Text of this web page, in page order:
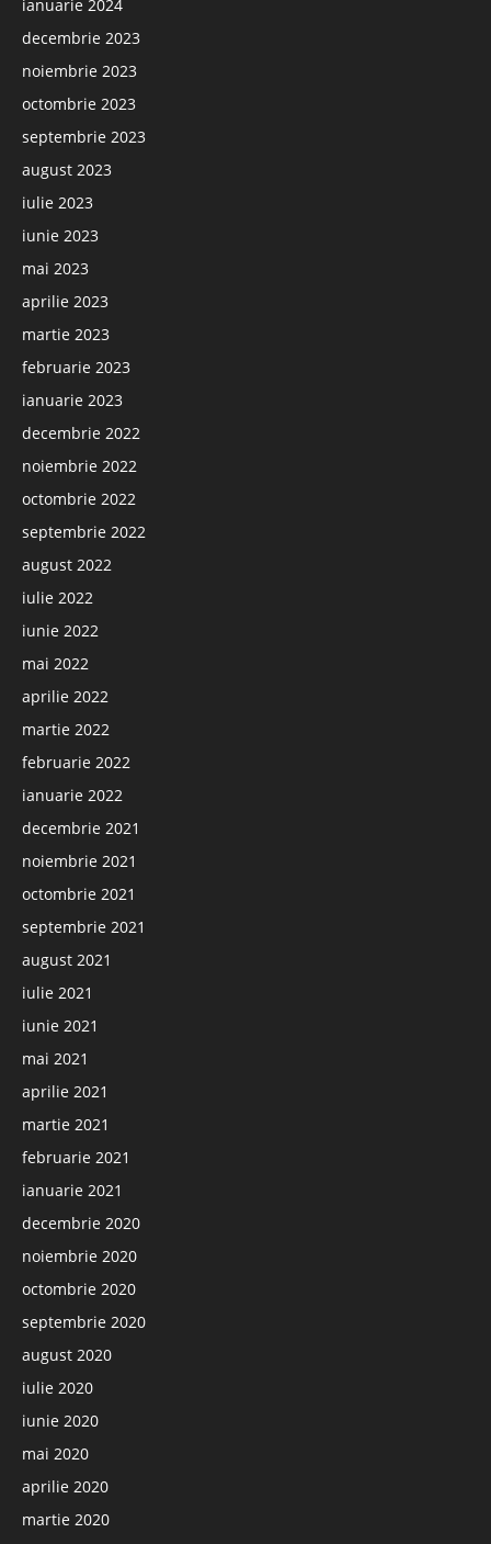
ianuarie 2024
decembrie 2023
noiembrie 2023
octombrie 2023
septembrie 2023
august 2023
iulie 2023
iunie 2023
mai 2023
aprilie 2023
martie 2023
februarie 2023
ianuarie 2023
decembrie 2022
noiembrie 2022
octombrie 2022
septembrie 2022
august 2022
iulie 2022
iunie 2022
mai 2022
aprilie 2022
martie 2022
februarie 2022
ianuarie 2022
decembrie 2021
noiembrie 2021
octombrie 2021
septembrie 2021
august 2021
iulie 2021
iunie 2021
mai 2021
aprilie 2021
martie 2021
februarie 2021
ianuarie 2021
decembrie 2020
noiembrie 2020
octombrie 2020
septembrie 2020
august 2020
iulie 2020
iunie 2020
mai 2020
aprilie 2020
martie 2020